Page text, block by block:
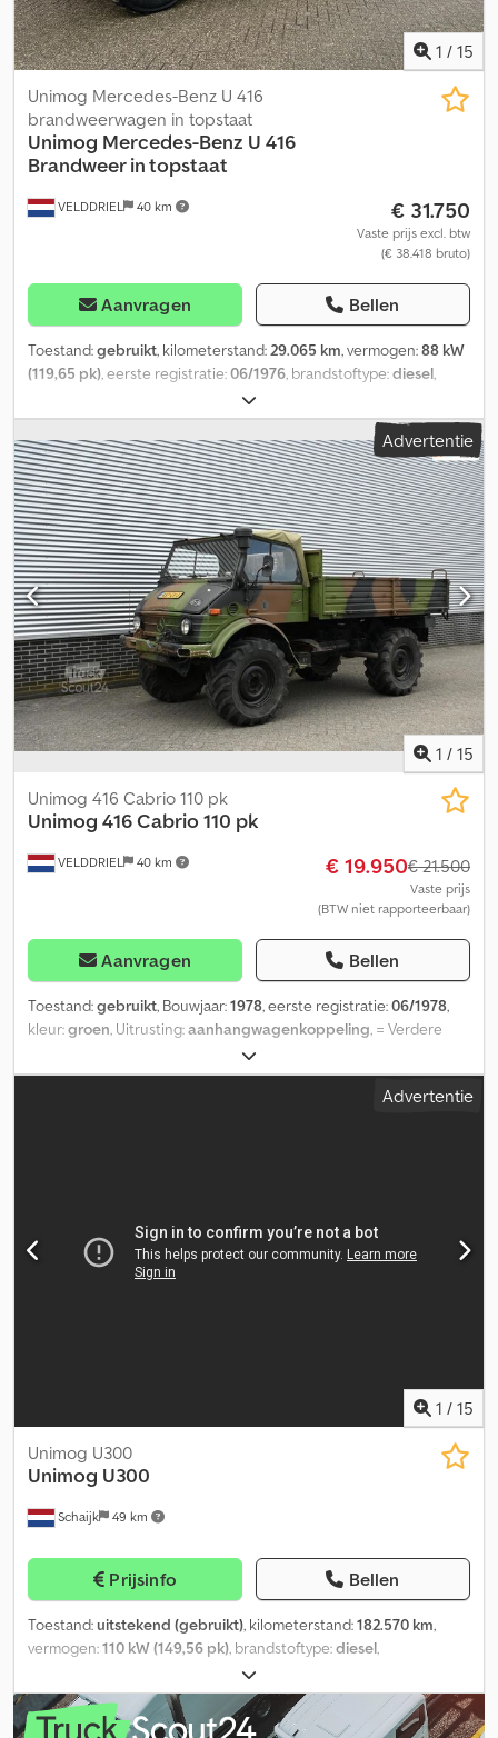
1 / 15
VELDDRIEL 40 km
Unimog Mercedes-Benz U 416
brandweerwagen in topstaat
Unimog Mercedes-Benz U 416
Brandweer in topstaat
€ 31.750
Vaste prijs excl. btw
(€ 38.418 bruto)
Aanvragen Bellen
Toestand:gebruikt, kilometerstand:29.065 km, vermogen:88 kW
(119,65 pk), eerste registratie:06/1976, brandstoftype:diesel,
, asconfiguratie:
mm, brandstof:diesel, kleur:rood, bestuurderscabine:
dagcabine, soort overbrenging:mechanisch, aantal
versnellingen:6, Bouwjaar:1976, Uitrusting:
aanhangwagenkoppeling, bekrachtigde besturing, = Verdere
opties en accessoires = - Toerenteller = Verdere informatie =
Technische informatie Aantal cilinders: 6 Motorinhoud: 5.675 cc
Bandenmaat voor: 12/50 R20 Cjdpfx Aovcqbroi Rjrf Gewichten
Leeggewicht: 4.423 kg Laadvermogen: 2.327 kg Max. toelaatbaar
gewicht: 6.750 kg Interieur Interieurkleur: zwart Milieu
Emissieklasse: Euro 0 Onderhoud, historie en staat APK
(Technische keuring): Nieuwe TÜV bij levering Aantal sleutels: 2
Advertentie
1 / 15
VELDDRIEL 40 km
Unimog 416 Cabrio 110 pk
Unimog 416 Cabrio 110 pk
€ 19.950€ 21.500
Vaste prijs
(BTW niet rapporteerbaar)
Aanvragen Bellen
Toestand:gebruikt, Bouwjaar:1978, eerste registratie:06/1978,
kleur:groen , Uitrusting:aanhangwagenkoppeling , = Verdere
opties en accessoires = - Stuurbekrachtiging Crjdpfx Aexdvqqoi
Rsf = Verdere informatie = Tellerstand: 15.715 km Aandrijving:
vierwielaandrijving Leeggewicht: 3.950 kg ToegestaneAdvertentie
1 / 15
Schaijk 49 km
Unimog U300
Unimog U300
Prijsinfo Bellen
Toestand:uitstekend (gebruikt), kilometerstand:182.570 km,
vermogen:110 kW (149,56 pk), brandstoftype:diesel,
diesel
5.350 mm, totale breedte:2.150 mm, totale hoogte:3.200 mm,
Bouwjaar: 2006, De Unimog U300 (405/10) is een veelzijdige 4x4